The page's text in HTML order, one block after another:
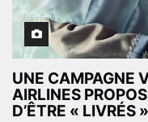
UNE CAMPAGNE
AIRLINES
D’ÊTRE « LIVRÉS